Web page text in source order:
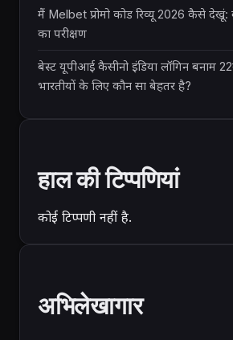
मैं Melbet प्रोमो कोड रिव्यू 2026 कैसे देखूं:
का परीक्षण
बेस्ट यूपीआई कैसीनो इंडिया लॉगिन बनाम
भारतीयों के लिए कौन सा बेहतर है?
हाल की टिप्पणियां
कोई टिप्पणी नहीं है.
अभिलेखागार